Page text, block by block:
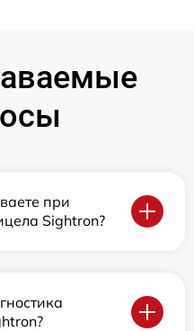
при
Sightron?